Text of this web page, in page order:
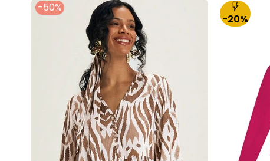
-50%
-20%